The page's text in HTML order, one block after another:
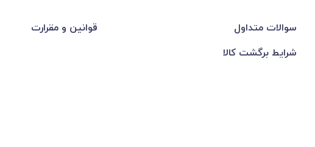
سوالات متداول قوانین و مقرارت
شرایط برگشت کالا